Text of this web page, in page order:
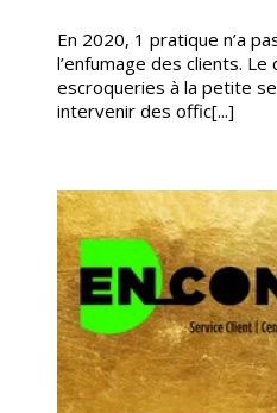
En 2020, 1 pratique n’a
l’enfumage des clients.
escroqueries à la petite
intervenir des offic[...]